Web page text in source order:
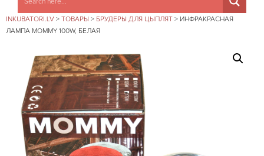
INKUBATORI.LV > ТОВАРЫ > БРУДЕРЫ ДЛЯ ЦЫПЛЯТ > ИНФРАКРАСНАЯ
ЛАМПА MOMMY 100W, БЕЛАЯ